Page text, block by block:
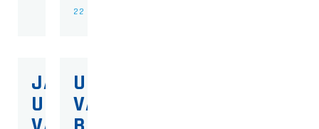
22 JUNI 2026
JALV
UITGESTELD
UPDATE
VAN HET